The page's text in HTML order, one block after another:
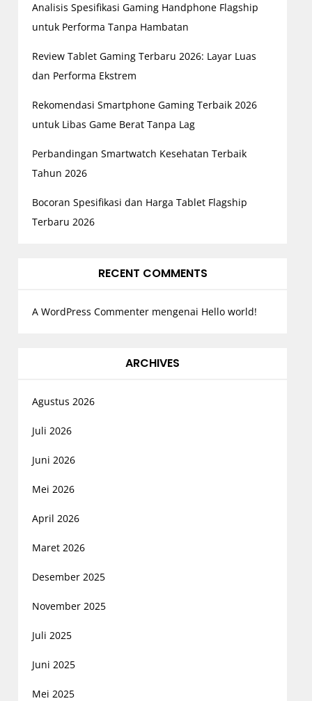
Analisis Spesifikasi Gaming Handphone Flagship
untuk Performa Tanpa Hambatan
Review Tablet Gaming Terbaru 2026: Layar Luas
dan Performa Ekstrem
Rekomendasi Smartphone Gaming Terbaik 2026
untuk Libas Game Berat Tanpa Lag
Perbandingan Smartwatch Kesehatan Terbaik
Tahun 2026
Bocoran Spesifikasi dan Harga Tablet Flagship
Terbaru 2026
RECENT COMMENTS
A WordPress Commentermengenai Hello world!
ARCHIVES
Agustus 2026
Juli 2026
Juni 2026
Mei 2026
April 2026
Maret 2026
Desember 2025
November 2025
Juli 2025
Juni 2025
Mei 2025